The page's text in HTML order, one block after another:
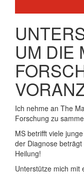
UM DIE
Ich nehme an The
Forschung zu
MS betrifft viele
der Diagnose
Heilung!
Unterstütze mich mit